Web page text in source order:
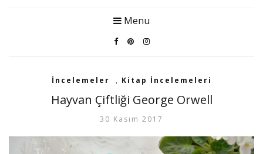
Menu
İncelemeler , Kitap İncelemeleri
Hayvan Çiftliği George Orwell
30 Kasım 2017